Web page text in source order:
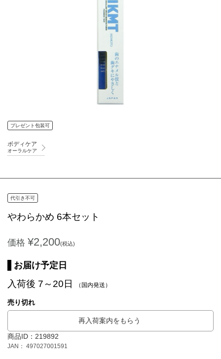
プレゼント包装可
ボディケア
オーラルケア
代引き不可
やわらかめ 6本セット
価格 ¥2,200(税込)
お届け予定日
入荷後 7～20日 （国内発送）
売り切れ
再入荷案内をもらう
商品ID：219892
JAN： 497027001591